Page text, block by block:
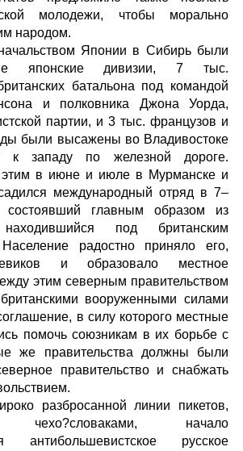
молодежи, чтобы морально
народом.
Японии в Сибирь были
японские дивизии, 7 тыс.
батальона под командой
и полковника Джона Уорда,
партии, и 3 тыс. французов и
были высажены во Владивостоке
к западу по железной дороге.
в июне и июле в Мурманске и
международный отряд в 7–
главным образом из
под британским
радостно приняло его,
и образовало местное
этим северным правительством
вооруженными силами
в силу которого местные
помочь союзникам в их борьбе с
же правительства должны были
правительство и снабжать
разбросанной линии пикетов,
чехо?словаками, начало
антибольшевистское русское